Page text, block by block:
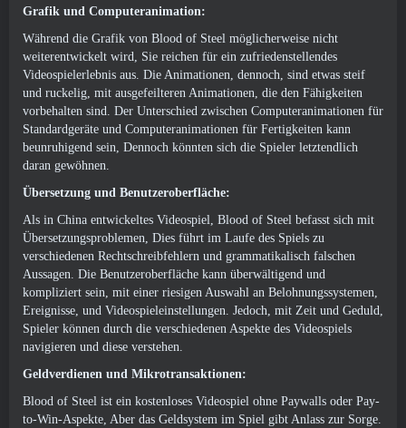
Grafik und Computeranimation:
Während die Grafik von Blood of Steel möglicherweise nicht
weiterentwickelt wird, Sie reichen für ein zufriedenstellendes
Videospielerlebnis aus. Die Animationen, dennoch, sind etwas steif
und ruckelig, mit ausgefeilteren Animationen, die den Fähigkeiten
vorbehalten sind. Der Unterschied zwischen Computeranimationen für
Standardgeräte und Computeranimationen für Fertigkeiten kann
beunruhigend sein, Dennoch könnten sich die Spieler letztendlich
daran gewöhnen.
Übersetzung und Benutzeroberfläche:
Als in China entwickeltes Videospiel, Blood of Steel befasst sich mit
Übersetzungsproblemen, Dies führt im Laufe des Spiels zu
verschiedenen Rechtschreibfehlern und grammatikalisch falschen
Aussagen. Die Benutzeroberfläche kann überwältigend und
kompliziert sein, mit einer riesigen Auswahl an Belohnungssystemen,
Ereignisse, und Videospieleinstellungen. Jedoch, mit Zeit und Geduld,
Spieler können durch die verschiedenen Aspekte des Videospiels
navigieren und diese verstehen.
Geldverdienen und Mikrotransaktionen:
Blood of Steel ist ein kostenloses Videospiel ohne Paywalls oder Pay-
to-Win-Aspekte, Aber das Geldsystem im Spiel gibt Anlass zur Sorge.